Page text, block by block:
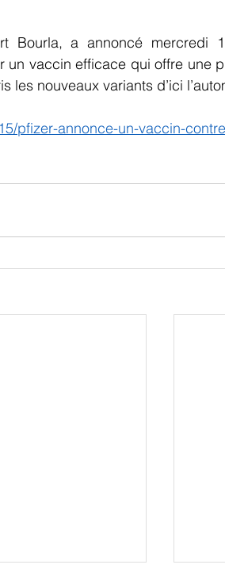
Bourla, a annoncé mercredi
un vaccin efficace qui offre une
nouveaux variants d’ici
pfizer-annonce-un-vaccin-